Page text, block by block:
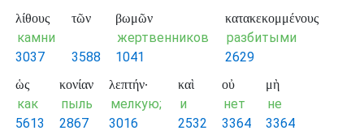
λίθους
камни
3037
τῶν
3588
βωμῶν
жертвенников
1041
κατακεκομμένους
разбитыми
2629
ὡς
как
5613
κονίαν
пыль
2867
λεπτήν·
мелкую;
3016
καὶ
и
2532
οὐ
нет
3364
μὴ
не
3364